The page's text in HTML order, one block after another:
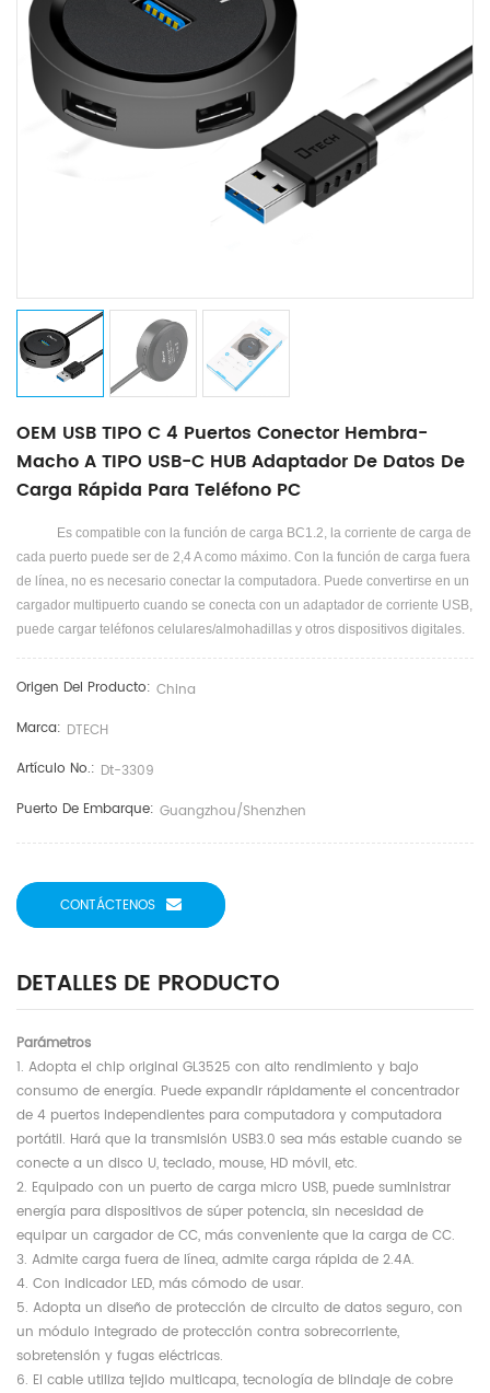
OEM USB TIPO C 4 Puertos Conector Hembra-
Macho A TIPO USB-C HUB Adaptador De Datos De
Carga Rápida Para Teléfono PC
Es compatible con la función de carga BC1.2, la corriente de carga de
cada puerto puede ser de 2,4 A como máximo. Con la función de carga fuera
de línea, no es necesario conectar la computadora. Puede convertirse en un
cargador multipuerto cuando se conecta con un adaptador de corriente USB,
puede cargar teléfonos celulares/almohadillas y otros dispositivos digitales.
Origen Del Producto: China
Marca: DTECH
Artículo No.: Dt-3309
Puerto De Embarque: Guangzhou/shenzhen
CONTÁCTENOS
DETALLES DE PRODUCTO
Parámetros
1. Adopta el chip original GL3525 con alto rendimiento y bajo
consumo de energía. Puede expandir rápidamente el concentrador
de 4 puertos independientes para computadora y computadora
portátil. Hará que la transmisión USB3.0 sea más estable cuando se
conecte a un disco U, teclado, mouse, HD móvil, etc.
2. Equipado con un puerto de carga micro USB, puede suministrar
energía para dispositivos de súper potencia, sin necesidad de
equipar un cargador de CC, más conveniente que la carga de CC.
3. Admite carga fuera de línea, admite carga rápida de 2.4A.
4. Con indicador LED, más cómodo de usar.
5. Adopta un diseño de protección de circuito de datos seguro, con
un módulo integrado de protección contra sobrecorriente,
sobretensión y fugas eléctricas.
6. El cable utiliza tejido multicapa, tecnología de blindaje de cobre